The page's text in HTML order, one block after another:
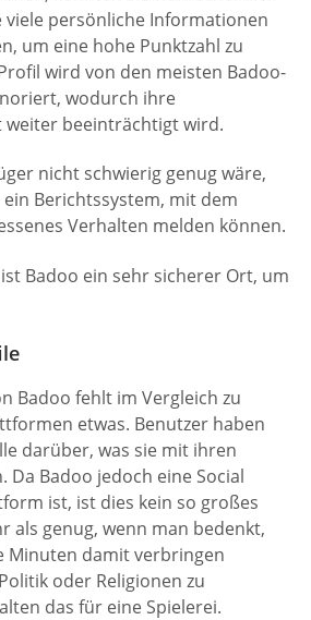
viele persönliche Informationen
um eine hohe Punktzahl zu
wird von den meisten Badoo-
wodurch ihre
weiter beeinträchtigt wird.
nicht schwierig genug wäre,
Berichtssystem, mit dem
Verhalten melden können.
Badoo ein sehr sicherer Ort, um
Badoo fehlt im Vergleich zu
etwas. Benutzer haben
darüber, was sie mit ihren
Da Badoo jedoch eine Social
ist, ist dies kein so großes
als genug, wenn man bedenkt,
Minuten damit verbringen
oder Religionen zu
das für eine Spielerei.